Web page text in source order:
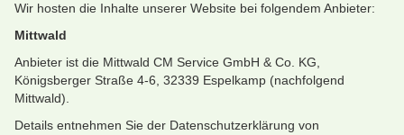
Wir hosten die Inhalte unserer Website bei folgendem Anbieter:
Mittwald
Anbieter ist die Mittwald CM Service GmbH & Co. KG,
Königsberger Straße 4-6, 32339 Espelkamp (nachfolgend
Mittwald).
Details entnehmen Sie der Datenschutzerklärung von